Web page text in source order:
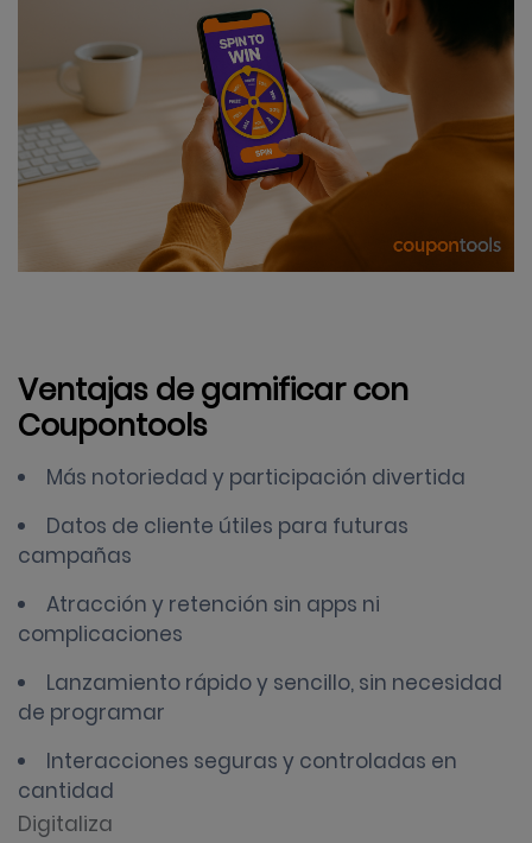
Ventajas de gamificar con
Coupontools
Más notoriedad y participación divertida
Datos de cliente útiles para futuras
campañas
Atracción y retención sin apps ni
complicaciones
Lanzamiento rápido y sencillo, sin necesidad
de programar
Interacciones seguras y controladas en
cantidad
Digitaliza